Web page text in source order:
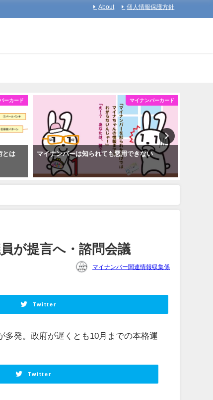
About 個人情報保護方針
ーカード
とは
マイナンバーカード
マイナンバーは知られても悪用できない
が提言へ・諮問会議
マイナンバー関連情報収集係
Twitter
発。政府が遅くとも10月までの本格運
Twitter